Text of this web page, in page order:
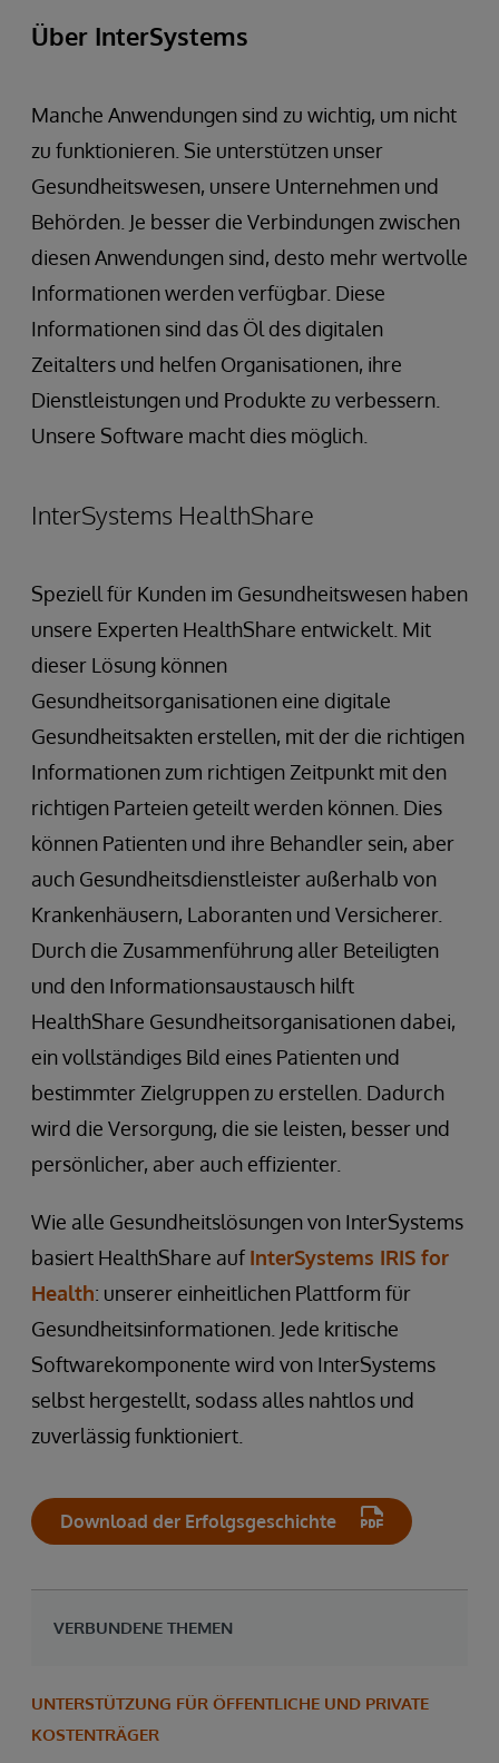
Über InterSystems
Manche Anwendungen sind zu wichtig, um nicht
zu funktionieren. Sie unterstützen unser
Gesundheitswesen, unsere Unternehmen und
Behörden. Je besser die Verbindungen zwischen
diesen Anwendungen sind, desto mehr wertvolle
Informationen werden verfügbar. Diese
Informationen sind das Öl des digitalen
Zeitalters und helfen Organisationen, ihre
Dienstleistungen und Produkte zu verbessern.
Unsere Software macht dies möglich.
InterSystems HealthShare
Speziell für Kunden im Gesundheitswesen haben
unsere Experten HealthShare entwickelt. Mit
dieser Lösung können
Gesundheitsorganisationen eine digitale
Gesundheitsakten erstellen, mit der die richtigen
Informationen zum richtigen Zeitpunkt mit den
richtigen Parteien geteilt werden können. Dies
können Patienten und ihre Behandler sein, aber
auch Gesundheitsdienstleister außerhalb von
Krankenhäusern, Laboranten und Versicherer.
Durch die Zusammenführung aller Beteiligten
und den Informationsaustausch hilft
HealthShare Gesundheitsorganisationen dabei,
ein vollständiges Bild eines Patienten und
bestimmter Zielgruppen zu erstellen. Dadurch
wird die Versorgung, die sie leisten, besser und
persönlicher, aber auch effizienter.
Wie alle Gesundheitslösungen von InterSystems
basiert HealthShare auf InterSystems IRIS for
Health: unserer einheitlichen Plattform für
Gesundheitsinformationen. Jede kritische
Softwarekomponente wird von InterSystems
selbst hergestellt, sodass alles nahtlos und
zuverlässig funktioniert.
Download der Erfolgsgeschichte
VERBUNDENE THEMEN
UNTERSTÜTZUNG FÜR ÖFFENTLICHE UND PRIVATE
KOSTENTRÄGER